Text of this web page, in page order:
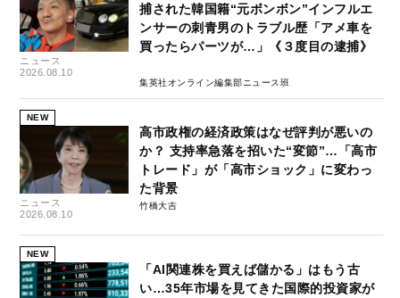
ニュース
2026.08.10
捕された韓国籍“元ボンボン”インフルエ
ンサーの刺青男のトラブル歴「アメ車を
買ったらパーツが…」《３度目の逮捕》
集英社オンライン編集部ニュース班
NEW
ニュース
2026.08.10
高市政権の経済政策はなぜ評判が悪いの
か？ 支持率急落を招いた“変節”…「高市
トレード」が「高市ショック」に変わっ
た背景
竹橋大吉
NEW
「AI関連株を買えば儲かる」はもう古
い…35年市場を見てきた国際的投資家が